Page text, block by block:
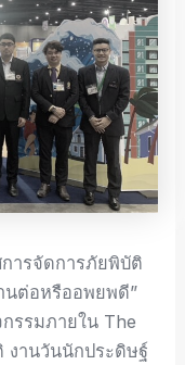
ารจัดการภัยพิบัติ
นต่อหรืออพยพดี”
รรมภายใน The
งานวันนักประดิษฐ์